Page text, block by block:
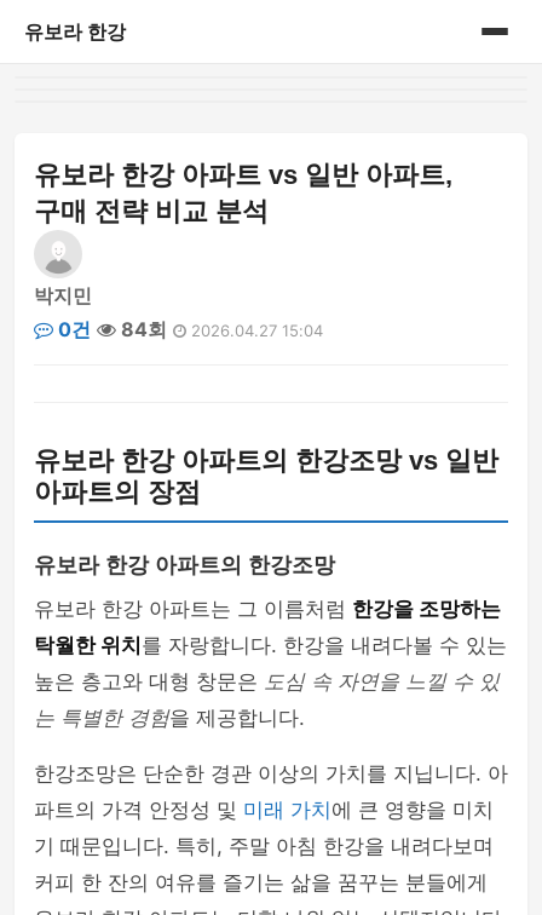
유보라 한강
유보라 한강 아파트 vs 일반 아파트,
구매 전략 비교 분석
박지민
0건
84회 2026.04.27 15:04
유보라 한강 아파트의 한강조망 vs 일반
아파트의 장점
유보라 한강 아파트의 한강조망
유보라 한강 아파트는 그 이름처럼 한강을 조망하는
탁월한 위치 를 자랑합니다. 한강을 내려다볼 수 있는
높은 층고와 대형 창문은 도심 속 자연을 느낄 수 있
는 특별한 경험을 제공합니다.
한강조망은 단순한 경관 이상의 가치를 지닙니다. 아
파트의 가격 안정성 및 미래 가치 에 큰 영향을 미치
기 때문입니다. 특히, 주말 아침 한강을 내려다보며
커피 한 잔의 여유를 즐기는 삶을 꿈꾸는 분들에게